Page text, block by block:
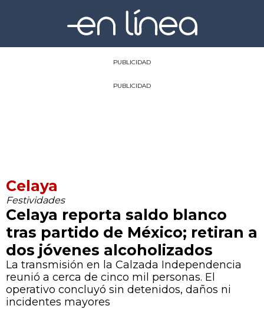
PUBLICIDAD
PUBLICIDAD
Celaya
Festividades
Celaya reporta saldo blanco
tras partido de México; retiran a
dos jóvenes alcoholizados
La transmisión en la Calzada Independencia
reunió a cerca de cinco mil personas. El
operativo concluyó sin detenidos, daños ni
incidentes mayores